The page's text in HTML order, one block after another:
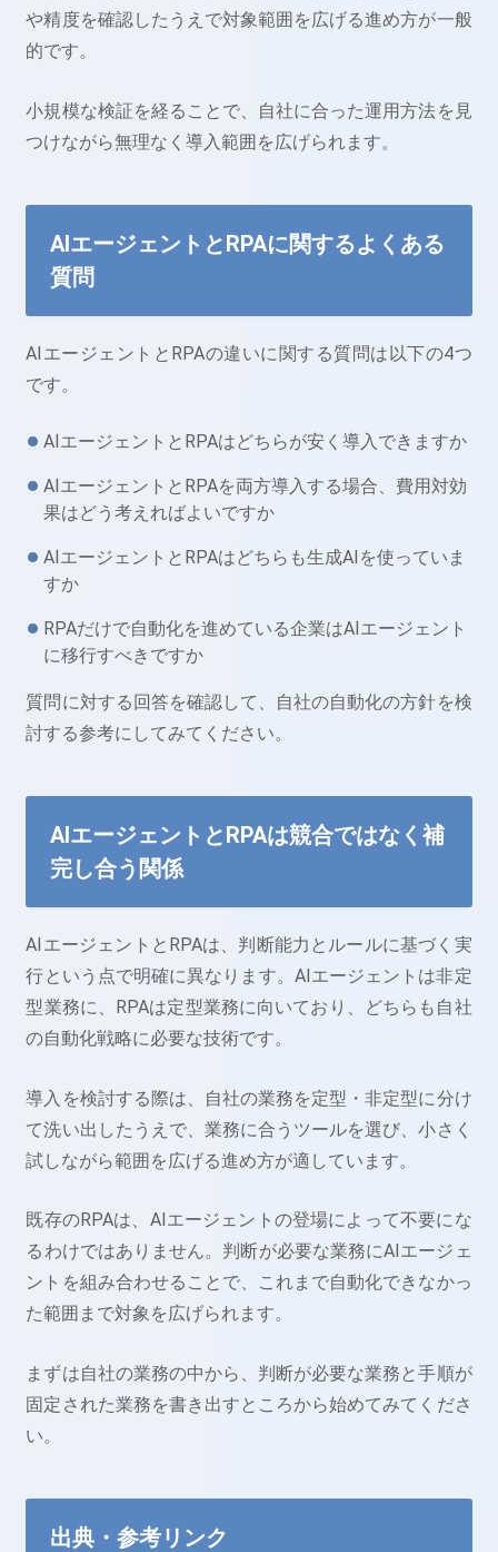
や精度を確認したうえで対象範囲を広げる進め方が一般
的です。
小規模な検証を経ることで、自社に合った運用方法を見
つけながら無理なく導入範囲を広げられます。
AIエージェントとRPAに関するよくある
質問
AIエージェントとRPAの違いに関する質問は以下の4つ
です。
AIエージェントとRPAはどちらが安く導入できますか
AIエージェントとRPAを両方導入する場合、費用対効
果はどう考えればよいですか
AIエージェントとRPAはどちらも生成AIを使っていま
すか
RPAだけで自動化を進めている企業はAIエージェント
に移行すべきですか
質問に対する回答を確認して、自社の自動化の方針を検
討する参考にしてみてください。
AIエージェントとRPAは競合ではなく補
完し合う関係
AIエージェントとRPAは、判断能力とルールに基づく実
行という点で明確に異なります。AIエージェントは非定
型業務に、RPAは定型業務に向いており、どちらも自社
の自動化戦略に必要な技術です。
導入を検討する際は、自社の業務を定型・非定型に分け
て洗い出したうえで、業務に合うツールを選び、小さく
試しながら範囲を広げる進め方が適しています。
既存のRPAは、AIエージェントの登場によって不要にな
るわけではありません。判断が必要な業務にAIエージェ
ントを組み合わせることで、これまで自動化できなかっ
た範囲まで対象を広げられます。
まずは自社の業務の中から、判断が必要な業務と手順が
固定された業務を書き出すところから始めてみてくださ
い。
出典・参考リンク